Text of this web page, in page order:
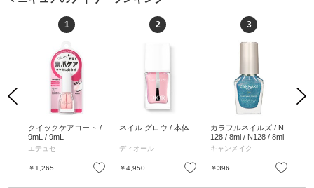
Previous
お気に入り
1
クイックケアコート /
9mL / 9mL
エテュセ
￥1,265 お気に入り
2
ネイル グロウ / 本体
ディオール
￥4,950 お気に入り
3
カラフルネイルズ / N
128 / 8ml / N128 / 8ml
キャンメイク
￥396
Next